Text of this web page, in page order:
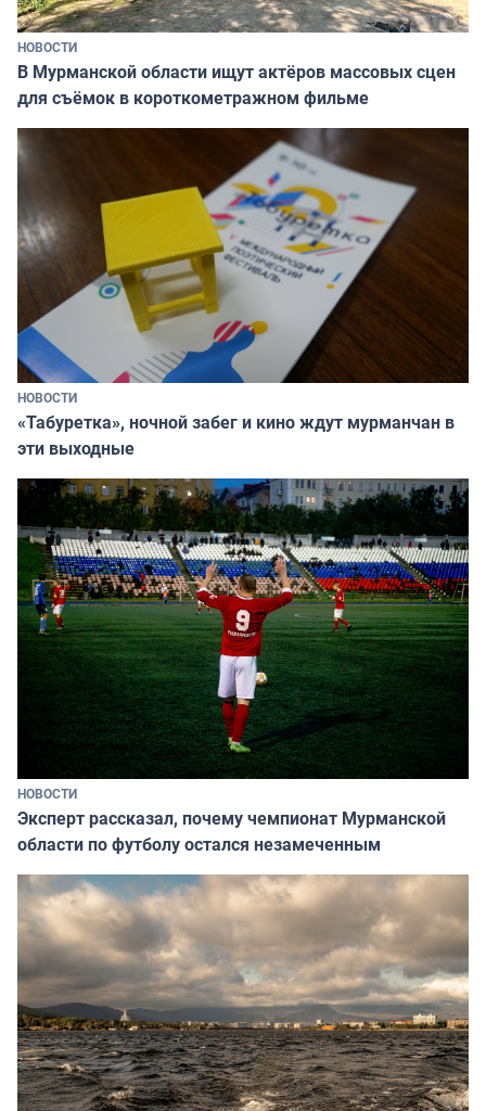
НОВОСТИ
В Мурманской области ищут актёров массовых сцен
для съёмок в короткометражном фильме
НОВОСТИ
«Табуретка», ночной забег и кино ждут мурманчан в
эти выходные
НОВОСТИ
Эксперт рассказал, почему чемпионат Мурманской
области по футболу остался незамеченным